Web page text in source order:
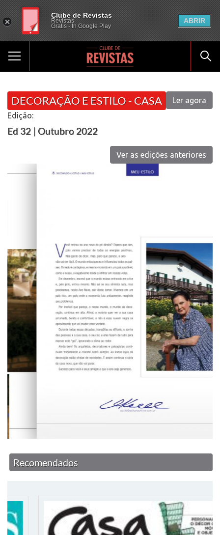
DECORAÇÃO E ESTILO - CASA
Edição:
Ed 32 | Outubro 2022
Ler agora
Ver as edições anteriores
Recomendados
Clube de Revistas
Revistas
Gratis - In Google Play
ABRIR